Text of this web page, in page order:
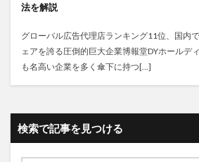
法を解説
グローバル広告代理店ランキング11位、国内
ェアを誇る圧倒的巨大企業博報堂DYホールデ
も名高い企業を多く傘下に持つ[…]
検索で記事を見つける